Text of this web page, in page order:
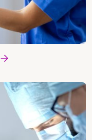
Vedi i corsi